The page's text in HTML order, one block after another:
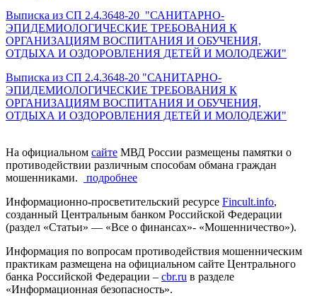
Выписка из СП 2.4.3648-20 "САНИТАРНО-
ЭПИДЕМИОЛОГИЧЕСКИЕ ТРЕБОВАНИЯ К
ОРГАНИЗАЦИЯМ ВОСПИТАНИЯ И ОБУЧЕНИЯ,
ОТДЫХА И ОЗДОРОВЛЕНИЯ ДЕТЕЙ И МОЛОДЕЖИ"
Выписка из СП 2.4.3648-20 "САНИТАРНО-
ЭПИДЕМИОЛОГИЧЕСКИЕ ТРЕБОВАНИЯ К
ОРГАНИЗАЦИЯМ ВОСПИТАНИЯ И ОБУЧЕНИЯ,
ОТДЫХА И ОЗДОРОВЛЕНИЯ ДЕТЕЙ И МОЛОДЕЖИ"
На официальном сайте МВД России размещены памятки о
противодействии различным способам обмана граждан
мошенниками.
подробнее
Информационно-просветительский ресурсе Fincult.info,
созданный Центральным банком Российской Федерации
(раздел «Статьи» — «Все о финансах»- «Мошенничество»).
Информация по вопросам противодействия мошенническим
практикам размещена на официальном сайте Центрального
банка Российской Федерации – cbr.ru в разделе
«Информационная безопасность».